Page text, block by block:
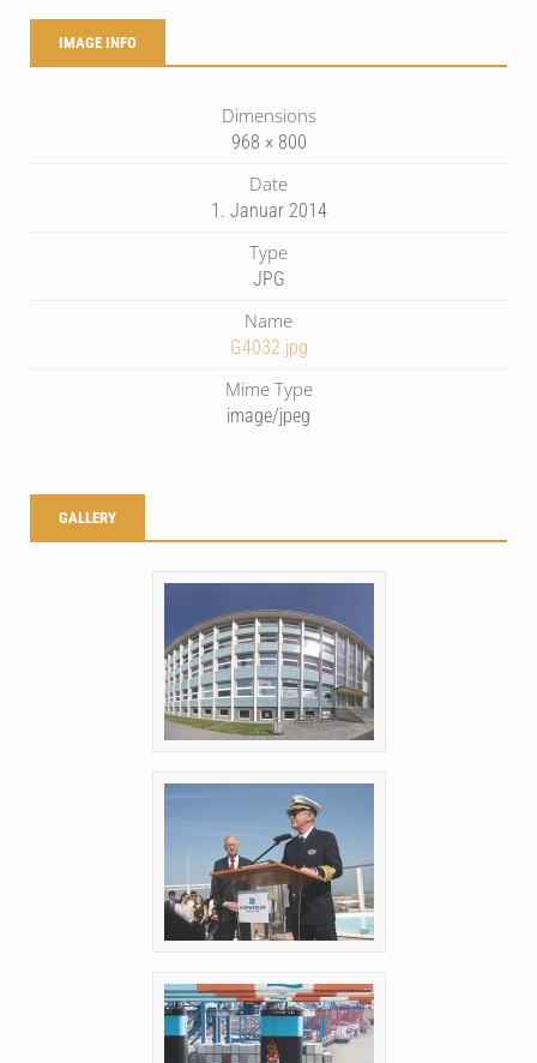
IMAGE INFO
Dimensions
968 × 800
Date
1. Januar 2014
Type
JPG
Name
G4032.jpg
Mime Type
image/jpeg
GALLERY